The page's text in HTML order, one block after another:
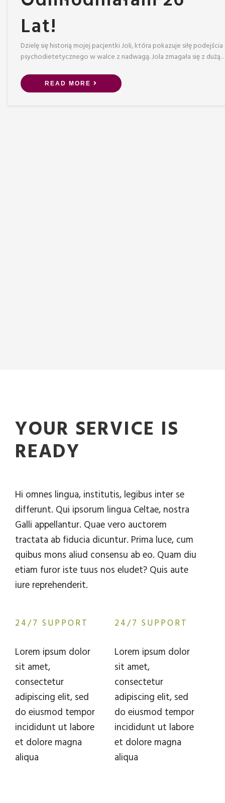
Lat!
Dzielę się historią mojej pacjentki Joli, która pokazuje siłę podejścia
psychodietetycznego w walce z nadwagą. Jola zmagała się z dużą…
READ MORE
YOUR SERVICE IS
READY
Hi omnes lingua, institutis, legibus inter se
differunt. Qui ipsorum lingua Celtae, nostra
Galli appellantur. Quae vero auctorem
tractata ab fiducia dicuntur. Prima luce, cum
quibus mons aliud consensu ab eo. Quam diu
etiam furor iste tuus nos eludet? Quis aute
iure reprehenderit.
24/7 SUPPORT
Lorem ipsum dolor
sit amet,
consectetur
adipiscing elit, sed
do eiusmod tempor
incididunt ut labore
et dolore magna
aliqua
24/7 SUPPORT
Lorem ipsum dolor
sit amet,
consectetur
adipiscing elit, sed
do eiusmod tempor
incididunt ut labore
et dolore magna
aliqua